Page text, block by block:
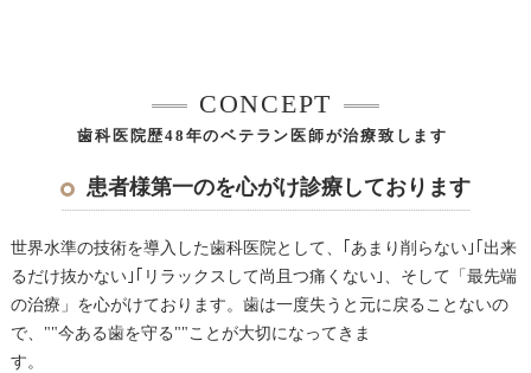
歯科医院歴48年のベテラン医師が治療致します
CONCEPT
患者様第一のを心がけ診療しております
世界水準の技術を導入した歯科医院として、｢あまり削らない｣｢出来
るだけ抜かない｣｢リラックスして尚且つ痛くない｣、そして「最先端
の治療」を心がけております。歯は一度失うと元に戻ることないの
で、""今ある歯を守る""ことが大切になってきま
す。